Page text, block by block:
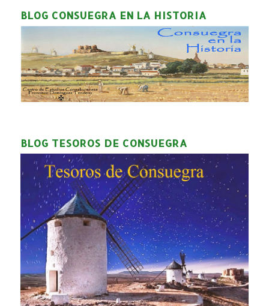
BLOG CONSUEGRA EN LA HISTORIA
BLOG TESOROS DE CONSUEGRA